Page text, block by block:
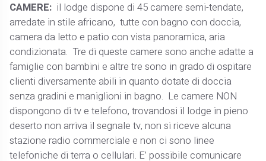
CAMERE: il lodge dispone di 45 camere semi-tendate,
arredate in stile africano, tutte con bagno con doccia,
camera da letto e patio con vista panoramica, aria
condizionata. Tre di queste camere sono anche adatte a
famiglie con bambini e altre tre sono in grado di ospitare
clienti diversamente abili in quanto dotate di doccia
senza gradini e maniglioni in bagno. Le camere NON
dispongono di tv e telefono, trovandosi il lodge in pieno
deserto non arriva il segnale tv, non si riceve alcuna
stazione radio commerciale e non ci sono linee
telefoniche di terra o cellulari. E’ possibile comunicare